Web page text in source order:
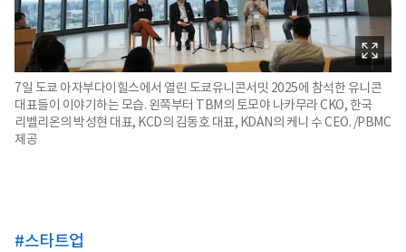
7일 도쿄 아자부다이힐스에서 열린 도쿄유니콘서밋 2025에 참석한 유니콘
대표들이 이야기하는 모습. 왼쪽부터 TBM의 토모야 나카무라 CKO, 한국
리벨리온의 박성현 대표, KCD의 김동호 대표, KDAN의 케니 수 CEO. /PBMC
제공
#스타트업